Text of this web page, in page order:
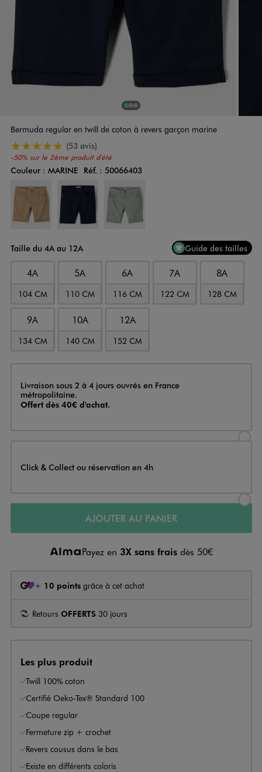
1Sur 3
2Sur 3
3 Sur 3
Bermuda regular en twill de coton à revers garçon marine
-50% sur le 2ème produit d'été
5/5 de moyenne(53 avis)
Couleur
Couleur : MARINE Réf. : 50066403
Choisissez votre Couleur
Taille du 4A au 12A Guide des tailles
4A
104 CM
5A
110 CM
6A
116 CM
7A
122 CM
8A
128 CM
9A
134 CM
10A
140 CM
12A
152 CM
Livraison
Livraison sous 2 à 4 jours ouvrés en France
métropolitaine.
Offert dès 40€ d'achat.
Click & Collect ou réservation en 4h
AJOUTER AU PANIER
Payez en 3X sans frais dès 50€
+ 10 points grâce à cet achat
Retours OFFERTS 30 jours
Les plus produit
Twill 100% coton
Certifié Oeko-Tex® Standard 100
Coupe regular
Fermeture zip + crochet
Revers cousus dans le bas
Existe en différents coloris